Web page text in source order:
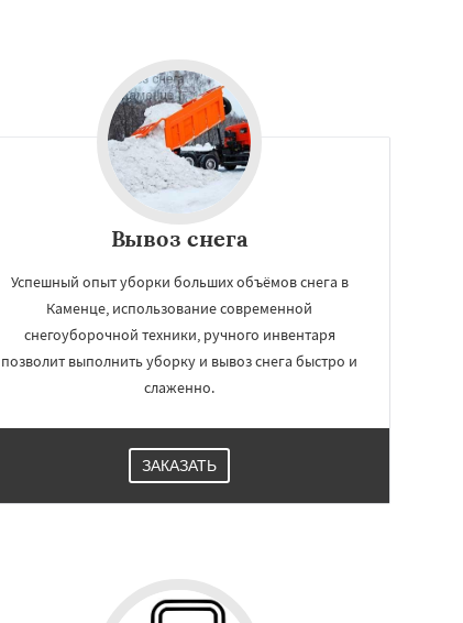
Вывоз снега
Успешный опыт уборки больших объёмов снега в
Каменце, использование современной
снегоуборочной техники, ручного инвентаря
позволит выполнить уборку и вывоз снега быстро и
слаженно.
ЗАКАЗАТЬ